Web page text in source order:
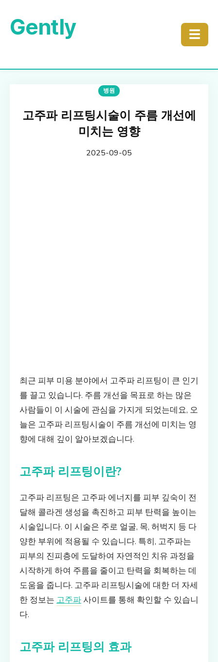
Gently ☰
병원
고주파 리프팅시술이 주름 개선에
미치는 영향
2025-09-05
최근 피부 미용 분야에서 고주파 리프팅이 큰 인기
를 끌고 있습니다. 주름 개선을 목표로 하는 많은
사람들이 이 시술에 관심을 가지게 되었는데요, 오
늘은 고주파 리프팅시술이 주름 개선에 미치는 영
향에 대해 깊이 알아보겠습니다.
고주파 리프팅이란?
고주파 리프팅은 고주파 에너지를 피부 깊숙이 전
달해 콜라겐 생성을 촉진하고 피부 탄력을 높이는
시술입니다. 이 시술은 주로 얼굴, 목, 허벅지 등 다
양한 부위에 적용될 수 있습니다. 특히, 고주파는
피부의 진피층에 도달하여 자연적인 치유 과정을
시작하게 하여 주름을 줄이고 탄력을 회복하는 데
도움을 줍니다. 고주파 리프팅시술에 대한 더 자세
한 정보는 고주파사이트를 통해 확인할 수 있습니
다.
고주파 리프팅의 효과